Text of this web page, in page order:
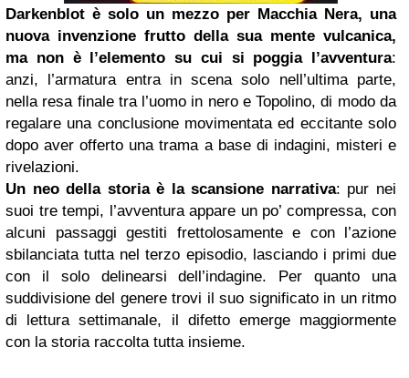
Darkenblot è solo un mezzo per Macchia Nera, una
nuova invenzione frutto della sua mente vulcanica,
ma non è l’elemento su cui si poggia l’avventura:
anzi, l’armatura entra in scena solo nell’ultima parte,
nella resa finale tra l’uomo in nero e Topolino, di modo da
regalare una conclusione movimentata ed eccitante solo
dopo aver offerto una trama a base di indagini, misteri e
rivelazioni.
Un neo della storia è la scansione narrativa: pur nei
suoi tre tempi, l’avventura appare un po’ compressa, con
alcuni passaggi gestiti frettolosamente e con l’azione
sbilanciata tutta nel terzo episodio, lasciando i primi due
con il solo delinearsi dell’indagine. Per quanto una
suddivisione del genere trovi il suo significato in un ritmo
di lettura settimanale, il difetto emerge maggiormente
con la storia raccolta tutta insieme.